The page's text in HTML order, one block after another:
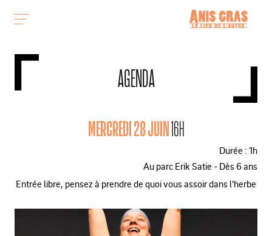
AGENDA
MERCREDI 28 JUIN16H
Durée : 1h
Au parc Erik Satie - Dès 6 ans
Entrée libre, pensez à prendre de quoi vous assoir dans l’herbe